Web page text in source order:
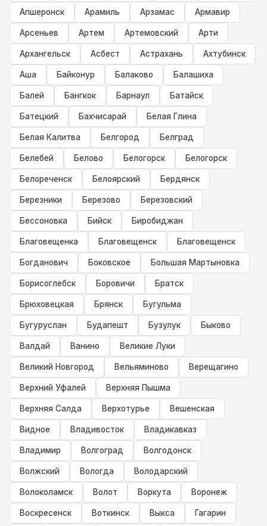
Апшеронск Арамиль Арзамас Армавир
Арсеньев Артем Артемовский Арти
Архангельск Асбест Астрахань Ахтубинск
Аша Байконур Балаково Балашиха
Балей Бангкок Барнаул Батайск
Батецкий Бахчисарай Белая Глина
Белая Калитва Белгород Белград
Белебей Белово Белогорск Белогорск
Белореченск Белоярский Бердянск
Березники Березово Березовский
Бессоновка Бийск Биробиджан
Благовещенка Благовещенск Благовещенск
Богданович Боковское Большая Мартыновка
Борисоглебск Боровичи Братск
Брюховецкая Брянск Бугульма
Бугуруслан Будапешт Бузулук Быково
Валдай Ванино Великие Луки
Великий Новгород Вельяминово Верещагино
Верхний Уфалей Верхняя Пышма
Верхняя Салда Верхотурье Вешенская
Видное Владивосток Владикавказ
Владимир Волгоград Волгодонск
Волжский Вологда Володарский
Волоколамск Волот Воркута Воронеж
Воскресенск Воткинск Выкса Гагарин